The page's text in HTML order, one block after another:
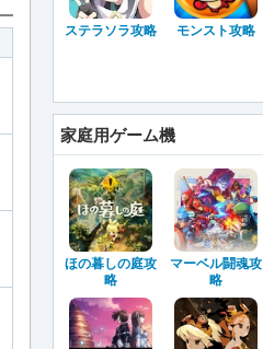
ステラソラ攻略 モンスト攻略
家庭用ゲーム機
ほの暮しの庭攻
略
マーベル闘魂攻
略